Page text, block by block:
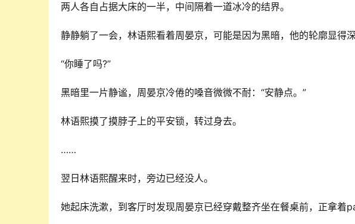
两人各自占据大床的一半，中间隔着一道冰冷的结界。
静静躺了一会，林语熙看着周晏京，可能是因为黑暗，他的轮廓显得深
“你睡了吗?”
黑暗里一片静谧，周晏京冷倦的嗓音微微不耐：“安静点。”
林语熙摸了摸脖子上的平安锁，转过身去。
……
翌日林语熙醒来时，旁边已经没人。
她起床洗漱，到客厅时发现周晏京已经穿戴整齐坐在餐桌前，正拿着